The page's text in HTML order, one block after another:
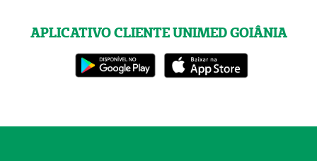
APLICATIVO CLIENTE UNIMED GOIÂNIA